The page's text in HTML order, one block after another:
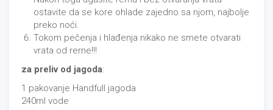
ostavite da se kore ohlade zajedno sa njom, najbolje
preko noći.
Tokom pečenja i hlađenja nikako ne smete otvarati
vrata od rerne!!!
za preliv od jagoda:
1 pakovanje Handfull jagoda
240ml vode